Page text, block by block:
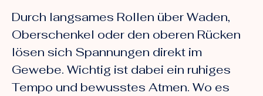
Durch langsames Rollen über Waden,
Oberschenkel oder den oberen Rücken
lösen sich Spannungen direkt im
Gewebe. Wichtig ist dabei ein ruhiges
Tempo und bewusstes Atmen. Wo es